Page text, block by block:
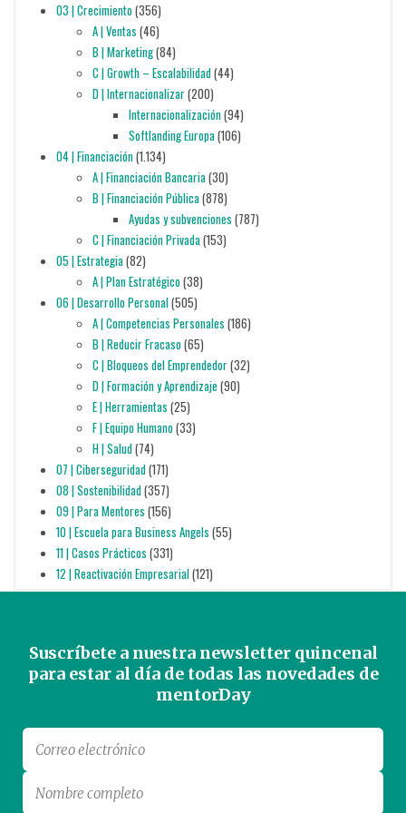
03 | Crecimiento(356)
A | Ventas (46)
B | Marketing(84)
C | Growth – Escalabilidad(44)
D | Internacionalizar(200)
Internacionalización(94)
Softlanding Europa(106)
04 | Financiación(1.134)
A | Financiación Bancaria(30)
B | Financiación Pública(878)
Ayudas y subvenciones (787)
C | Financiación Privada(153)
05 | Estrategia(82)
A | Plan Estratégico(38)
06 | Desarrollo Personal(505)
A | Competencias Personales (186)
B | Reducir Fracaso(65)
C | Bloqueos del Emprendedor(32)
D | Formación y Aprendizaje (90)
E | Herramientas (25)
F | Equipo Humano(33)
H | Salud(74)
07 | Ciberseguridad(171)
08 | Sostenibilidad(357)
09 | Para Mentores (156)
10 | Escuela para Business Angels (55)
11 | Casos Prácticos (331)
12 | Reactivación Empresarial(121)
Suscríbete a nuestra newsletter quincenal
para estar al día de todas las novedades de
mentorDay